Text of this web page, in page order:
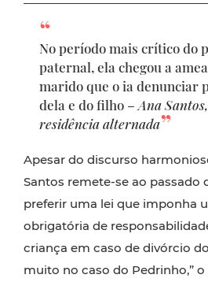
No período mais crítico do
paternal, ela chegou a
marido que o ia denunciar
dela e do filho – Ana
residência alternada
Apesar do discurso
Santos remete-se ao passado
preferir uma lei que imponha
obrigatória de
criança em caso de divórcio
muito no caso do Pedrinho,”